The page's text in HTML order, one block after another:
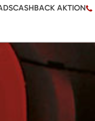
CASHBACK AKTION